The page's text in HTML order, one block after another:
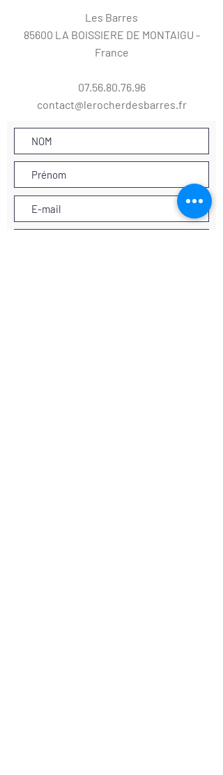
Les Barres
85600 LA BOISSIERE DE MONTAIGU -
France
07.56.80.76.96
contact@lerocherdesbarres.fr